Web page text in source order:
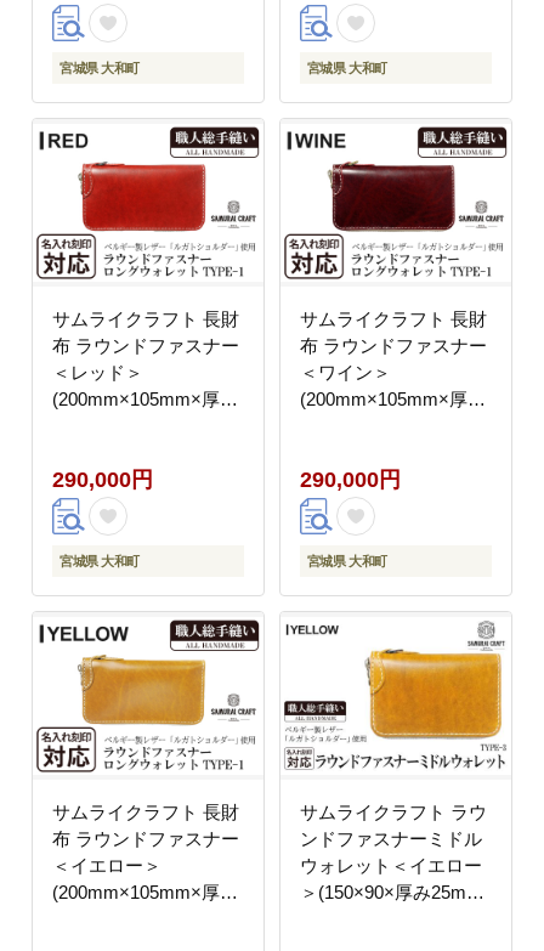
ルガトショルダー 本格
シンプル ファッション
日本製 手縫い ハンドメ
式会社Stand Field】
ta273-orange
宮城県 大和町
ルガトショルダー 本格
シンプル ファッション
日本製 手縫い ハンドメ
式会社Stand Field】
ta273-purple
宮城県 大和町
サムライクラフト 長財
布 ラウンドファスナー
＜レッド＞
(200mm×105mm×厚み
サイフ 名入れ ギフト
ルガトショルダー 本格
シンプル ファッション
日本製 手縫い ハンドメ
式会社Stand Field】
ta273-red
290,000円
宮城県 大和町
サムライクラフト 長財
布 ラウンドファスナー
＜ワイン＞
(200mm×105mm×厚み
サイフ 名入れ ギフト
ルガトショルダー 本格
シンプル ファッション
日本製 手縫い ハンドメ
式会社Stand Field】
ta273-wine
290,000円
宮城県 大和町
サムライクラフト 長財
布 ラウンドファスナー
＜イエロー＞
(200mm×105mm×厚み
サムライクラフト ラウ
ンドファスナーミドル
ウォレット＜イエロー
＞(150×90×厚み25mm)